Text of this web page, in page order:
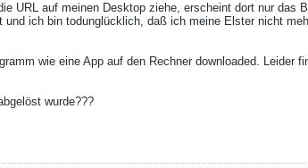
URL auf meinen Desktop ziehe, erscheint dort nur das
ich bin todunglücklich, daß ich meine Elster nicht
wie eine App auf den Rechner downloaded. Leider
wurde???